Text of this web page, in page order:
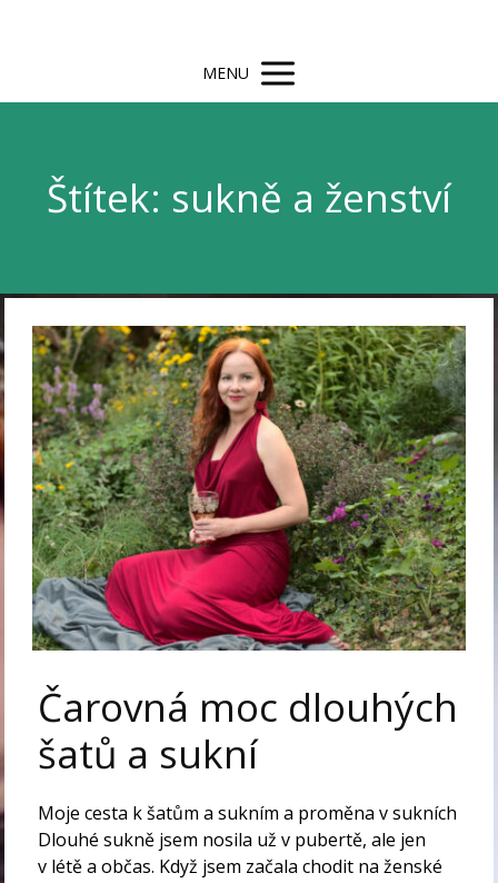
MENU
Štítek: sukně a ženství
Čarovná moc dlouhých
šatů a sukní
Moje cesta k šatům a sukním a proměna v sukních
Dlouhé sukně jsem nosila už v pubertě, ale jen
v létě a občas. Když jsem začala chodit na ženské